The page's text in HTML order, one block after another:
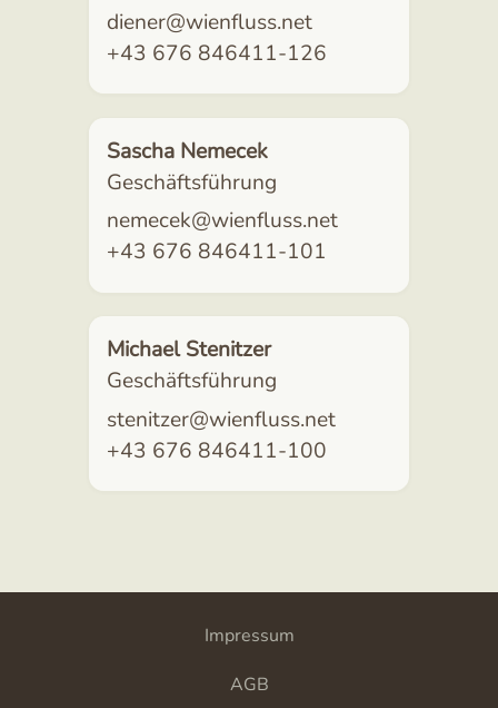
diener@wienfluss.net
+43 676 846411-126
Sascha Nemecek
Geschäftsführung
nemecek@wienfluss.net
+43 676 846411-101
Michael Stenitzer
Geschäftsführung
stenitzer@wienfluss.net
+43 676 846411-100
Impressum
AGB